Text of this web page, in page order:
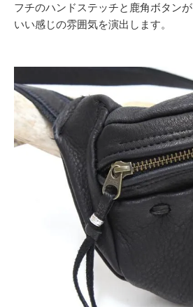
フチのハンドステッチと鹿角ボタンが
いい感じの雰囲気を演出します。